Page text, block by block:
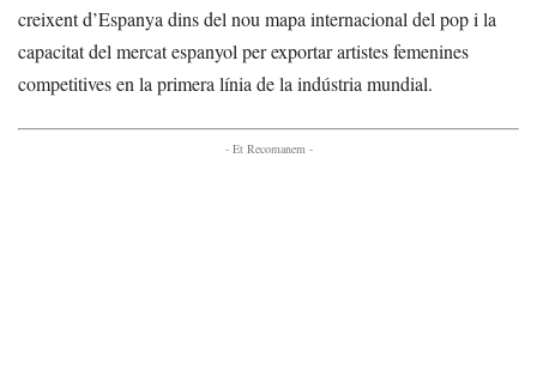
creixent d’Espanya dins del nou mapa internacional del pop i la
capacitat del mercat espanyol per exportar artistes femenines
competitives en la primera línia de la indústria mundial.
- Et Recomanem -